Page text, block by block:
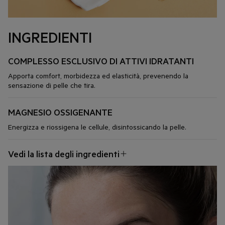
INGREDIENTI
COMPLESSO ESCLUSIVO DI ATTIVI IDRATANTI
Apporta comfort, morbidezza ed elasticità, prevenendo la
sensazione di pelle che tira.
MAGNESIO OSSIGENANTE
Energizza e riossigena le cellule, disintossicando la pelle.
Vedi la lista degli ingredienti